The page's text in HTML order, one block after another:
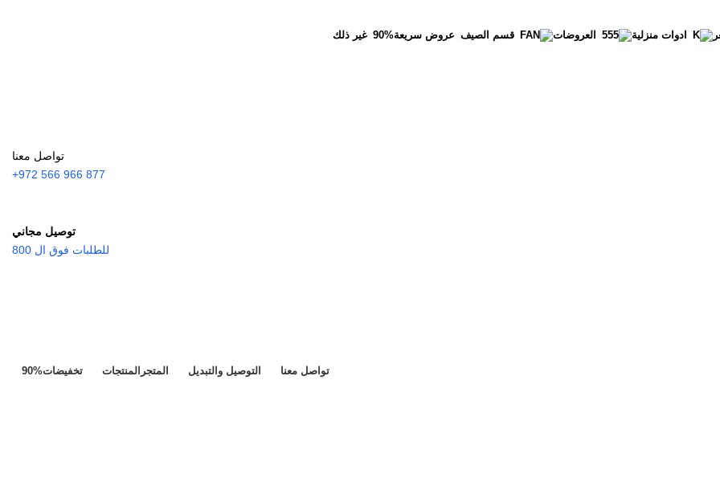
ادوات منزلية العروضات قسم الصيف عروض سريعة90% غير ذلك
تواصل معنا
877 966 566 972+
توصيل مجاني
للطلبات فوق ال 800
تواصل معنا التوصيل والتبديل المتجر المنتجات تخفيضات90%